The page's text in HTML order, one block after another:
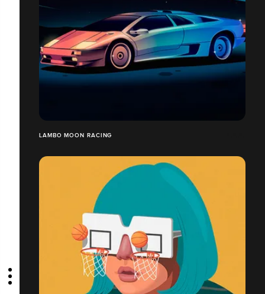
LAMBO MOON RACING